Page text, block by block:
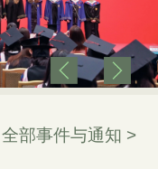
全部事件与通知 >